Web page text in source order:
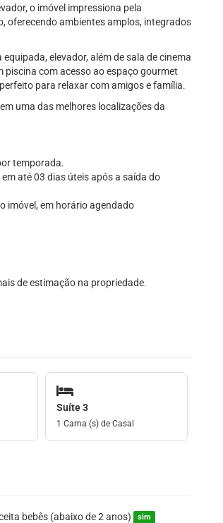
o imóvel impressiona pela
oferecendo ambientes amplos, integrados
elevador, além de sala de cinema
piscina com acesso ao espaço gourmet
para relaxar com amigos e família.
uma das melhores localizações da
temporada.
até 03 dias úteis após a saída do
imóvel, em horário agendado
de estimação na propriedade.
Suíte 3
1 Cama (s) de Casal
bebês (abaixo de 2 anos) sim